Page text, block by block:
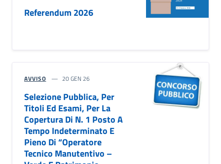
Referendum 2026
AVVISO 20 GEN 26
Selezione Pubblica, Per
Titoli Ed Esami, Per La
Copertura Di N. 1 Posto A
Tempo Indeterminato E
Pieno Di “Operatore
Tecnico Manutentivo –